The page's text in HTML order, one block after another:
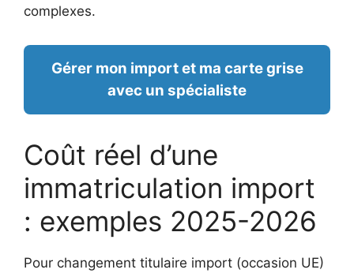
complexes.
Gérer mon import et ma carte grise
avec un spécialiste
Coût réel d’une
immatriculation import
: exemples 2025-2026
Pour changement titulaire import (occasion UE)